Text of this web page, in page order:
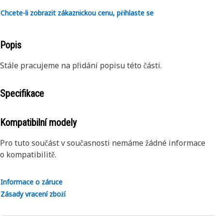
Chcete-li zobrazit zákaznickou cenu, přihlaste se
Popis
Stále pracujeme na přidání popisu této části.
Specifikace
Kompatibilní modely
Pro tuto součást v současnosti nemáme žádné informace
o kompatibilitě.
Informace o záruce
Zásady vracení zboží